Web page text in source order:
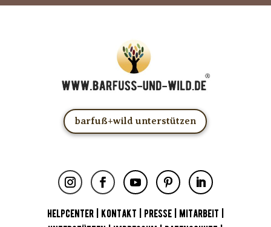
barfuß+wild unterstützen
HELPCENTER| KONTAKT PRESSE| MITARBEIT